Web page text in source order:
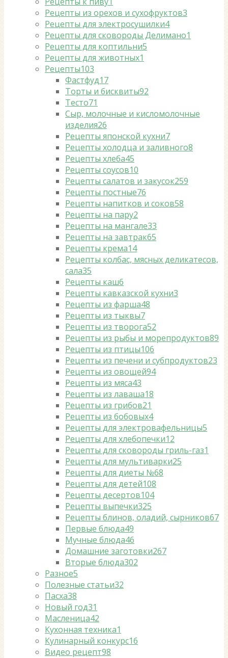
Рецепты из орехов и сухофруктов3
Рецепты для электросушилки4
Рецепты для сковороды Делимано1
Рецепты для коптильни5
Рецепты для животных1
Рецепты103
Фастфуд17
Торты и бисквиты92
Тесто71
Сыр, молочные и кисломолочные
изделия26
Рецепты японской кухни7
Рецепты холодца и заливного8
Рецепты хлеба45
Рецепты соусов10
Рецепты салатов и закусок259
Рецепты постные76
Рецепты напитков и соков58
Рецепты на пару2
Рецепты на мангале33
Рецепты на завтрак65
Рецепты крема14
Рецепты колбас, мясных деликатесов,
сала35
Рецепты каш6
Рецепты кавказской кухни3
Рецепты из фарша48
Рецепты из тыквы7
Рецепты из творога52
Рецепты из рыбы и морепродуктов89
Рецепты из птицы106
Рецепты из печени и субпродуктов23
Рецепты из овощей94
Рецепты из мяса43
Рецепты из лаваша18
Рецепты из грибов21
Рецепты из бобовых4
Рецепты для электровафельницы5
Рецепты для хлебопечки12
Рецепты для сковороды гриль-газ1
Рецепты для мультиварки25
Рецепты для диеты №68
Рецепты для детей108
Рецепты десертов104
Рецепты выпечки325
Рецепты блинов, оладий, сырников67
Первые блюда49
Мучные блюда46
Домашние заготовки267
Вторые блюда302
Разное5
Полезные статьи32
Пасха38
Новый год31
Масленица42
Кухонная техника1
Кулинарный конкурс16
Видео рецепт98